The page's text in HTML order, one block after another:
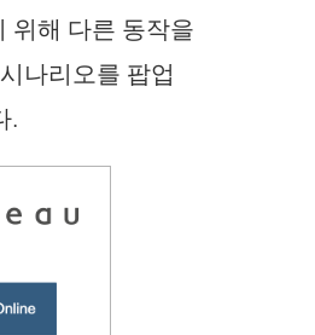
위해 다른 동작을
나리오를 팝업
.